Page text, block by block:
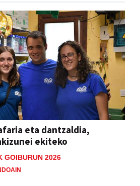
eta dantzaldia,
ekiteko
GOIBURUN 2026